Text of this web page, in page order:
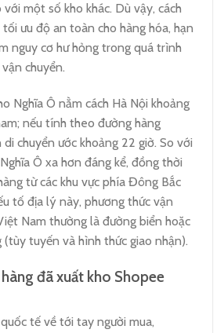
một số kho khác. Dù vậy, cách
ưu độ an toàn cho hàng hóa, hạn
nguy cơ hư hỏng trong quá trình
chuyển.
Nghĩa Ô nằm cách Hà Nội khoảng
nếu tính theo đường hàng
chuyển ước khoảng 22 giờ. So với
Ô xa hơn đáng kể, đồng thời
từ các khu vực phía Đông Bắc
tố địa lý này, phương thức vận
Nam thường là đường biển hoặc
(tùy tuyến và hình thức giao nhận).
đã xuất kho Shopee
tế về tới tay người mua,